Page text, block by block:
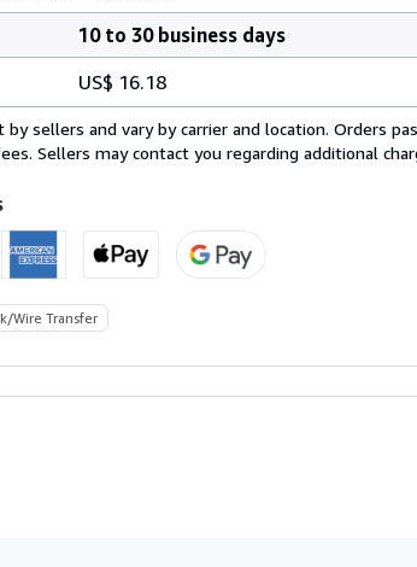
10 to 30 business days
US$ 16.18
sellers and vary by carrier and location. Orders
Sellers may contact you regarding additional
Wire Transfer